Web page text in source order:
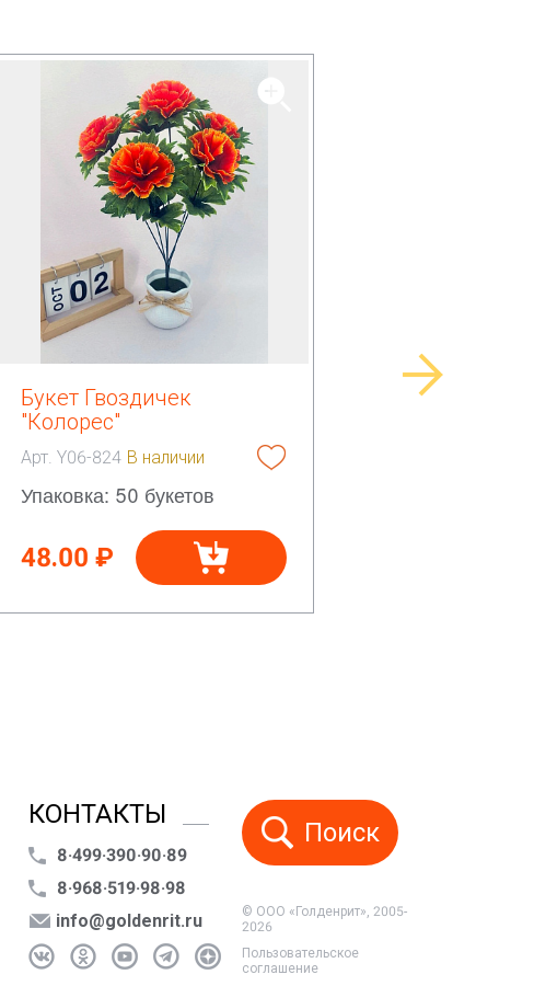
Букет Гвоздичек
"Колорес"
Арт. Y06-824 В наличии
Упаковка: 50 букетов
48.00 ₽
КОНТАКТЫ
8·499·390·90·89
8·968·519·98·98
info@goldenrit.ru
Поиск
© ООО «Голденрит», 2005-
2026
Пользовательское
соглашение